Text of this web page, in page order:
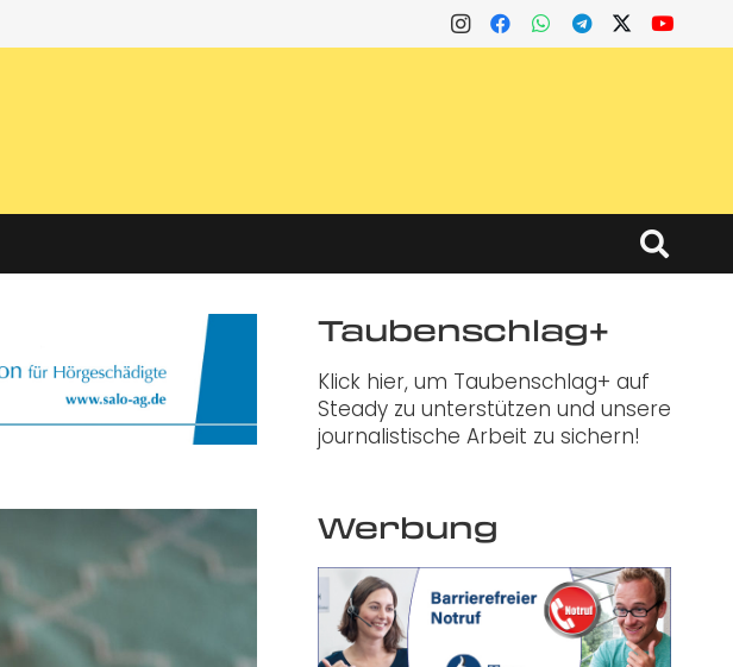
Taubenschlag+
Klick hier, um Taubenschlag+ auf
Steady zu unterstützen und unsere
journalistische Arbeit zu sichern!
Werbung